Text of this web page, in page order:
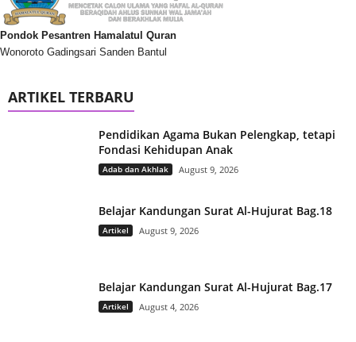
Pondok Pesantren Hamalatul Quran
Wonoroto Gadingsari Sanden Bantul
ARTIKEL TERBARU
Pendidikan Agama Bukan Pelengkap, tetapi
Fondasi Kehidupan Anak
Adab dan Akhlak August 9, 2026
Belajar Kandungan Surat Al-Hujurat Bag.18
Artikel August 9, 2026
Belajar Kandungan Surat Al-Hujurat Bag.17
Artikel August 4, 2026